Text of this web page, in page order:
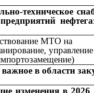
техническое
МТО на
управление
в области
изменения в 2026